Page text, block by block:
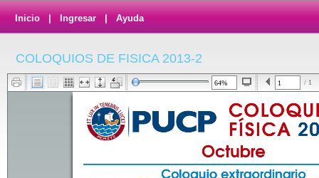
Inicio Ingresar Ayuda
COLOQUIOS DE FISICA 2013-2
/ 1